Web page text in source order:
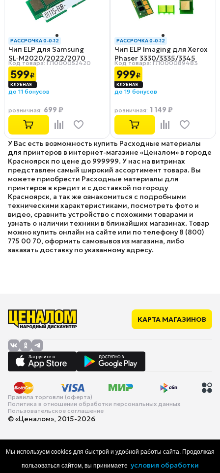
РАССРОЧКА 0-0-12
Чип ELP для Samsung
SL‑M2020/2022/2070
(MLT‑D111S) 1K
Код товара: ГЛ000052420
599₽
до 11 бонусов
розничная: 699 ₽
РАССРОЧКА 0-0-12
Чип ELP Imaging для Xerox
Phaser 3330/3335/3345
(106R03623) 15K
Код товара: ГЛ000089483
999₽
до 19 бонусов
розничная: 1 149 ₽
У Вас есть возможность купить Расходные материалы
для принтеров в интернет-магазине «Ценалом» в городе
Красноярск по цене до 999999. У нас на витринах
представлен самый широкий ассортимент товара. Вы
можете приобрести Расходные материалы для
принтеров в кредит и с доставкой по городу
Красноярск, а так же ознакомиться с подробными
техническими характеристиками, посмотреть фото и
видео, сравнить устройство с похожими товарами и
узнать о наличии техники в ближайших магазинах. Товар
можно купить онлайн на сайте или по телефону 8 (800)
775 00 70, оформить самовывоз из магазина, либо
заказать доставку по указанному адресу.
КАРТА МАГАЗИНОВ
Правила торговли (оферта)
Политика в отношении обработки персональных данных
Пользовательское соглашение
© «Ценалом», 2015-2026
Мы используем cookies для быстрой и удобной работы сайта. Продолжая
пользоваться сайтом, вы принимаете условия обработки